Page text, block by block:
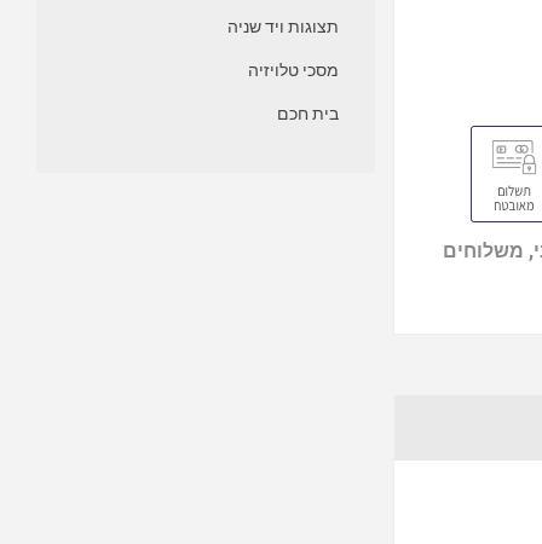
משלוחים
תצוגות ויד שניה
מסכי טלויזיה
בית חכם